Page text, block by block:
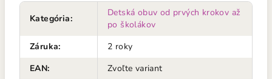
Kategória:
Detská obuv od prvých krokov až
po školákov
Záruka:
2 roky
EAN:
Zvoľte variant